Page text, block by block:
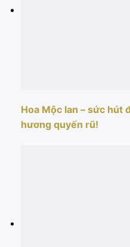
Hoa Mộc lan – sức hút
hương quyến rũ!